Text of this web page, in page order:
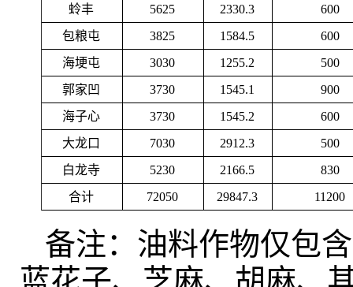
蛉丰
5625 2330.3
600
包粮屯
3825 1584.5
600
海埂屯
3030 1255.2
500
郭家凹
3730 1545.1
900
海子心
3730 1545.2
600
大龙口
7030 2912.3
500
白龙寺
5230 2166.5
830
合计
72050 29847.3 11200
备注：油料作物仅包